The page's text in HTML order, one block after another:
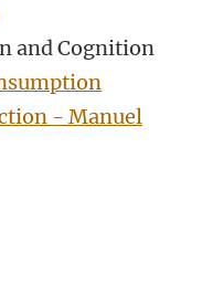
and Cognition
- Manuel